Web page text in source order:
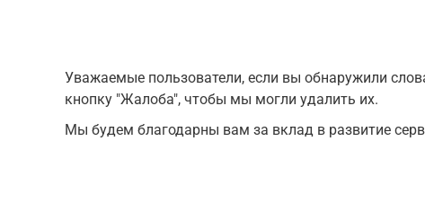
Уважаемые пользователи, если вы обнаружили
кнопку "Жалоба", чтобы мы могли удалить их.
Мы будем благодарны вам за вклад в развитие